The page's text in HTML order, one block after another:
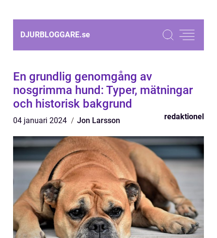
DJURBLOGGARE.se
En grundlig genomgång av
nosgrimma hund: Typer, mätningar
och historisk bakgrund
04 januari 2024 Jon Larsson redaktionel